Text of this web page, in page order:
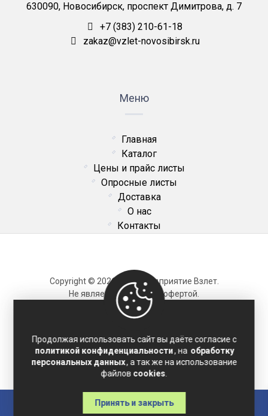
630090, Новосибирск, проспект Димитрова, д. 7
+7 (383) 210-61-18
zakaz@vzlet-novosibirsk.ru
Меню
Главная
Каталог
Цены и прайс листы
Опросные листы
Доставка
О нас
Контакты
Copyright © 2026 ОДО Предприятие Взлет.
Не является публичной офертой.
Карта сайта
Политика конфиденциальности
Соглашение на обработку персональных данных
Продолжая использовать сайт вы даёте согласие с
политикой конфиденциальности, на обработку
персональных данных, а так же на использование
файлов cookies
Принять и закрыть